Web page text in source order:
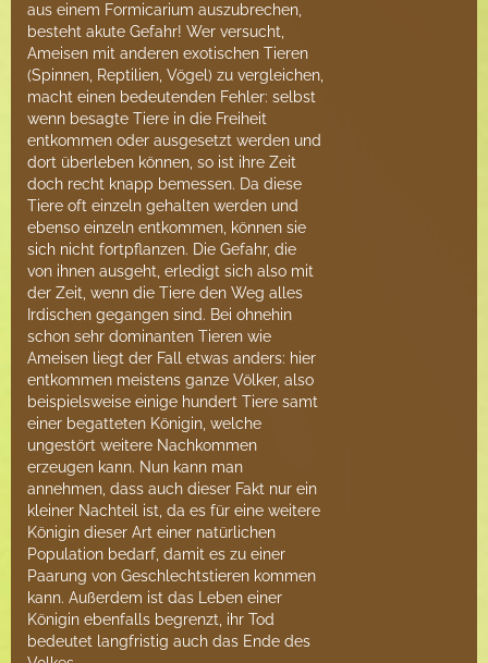
aus einem Formicarium auszubrechen,
besteht akute Gefahr! Wer versucht,
Ameisen mit anderen exotischen Tieren
(Spinnen, Reptilien, Vögel) zu vergleichen,
macht einen bedeutenden Fehler: selbst
wenn besagte Tiere in die Freiheit
entkommen oder ausgesetzt werden und
dort überleben können, so ist ihre Zeit
doch recht knapp bemessen. Da diese
Tiere oft einzeln gehalten werden und
ebenso einzeln entkommen, können sie
sich nicht fortpflanzen. Die Gefahr, die
von ihnen ausgeht, erledigt sich also mit
der Zeit, wenn die Tiere den Weg alles
Irdischen gegangen sind. Bei ohnehin
schon sehr dominanten Tieren wie
Ameisen liegt der Fall etwas anders: hier
entkommen meistens ganze Völker, also
beispielsweise einige hundert Tiere samt
einer begatteten Königin, welche
ungestört weitere Nachkommen
erzeugen kann. Nun kann man
annehmen, dass auch dieser Fakt nur ein
kleiner Nachteil ist, da es für eine weitere
Königin dieser Art einer natürlichen
Population bedarf, damit es zu einer
Paarung von Geschlechtstieren kommen
kann. Außerdem ist das Leben einer
Königin ebenfalls begrenzt, ihr Tod
bedeutet langfristig auch das Ende des